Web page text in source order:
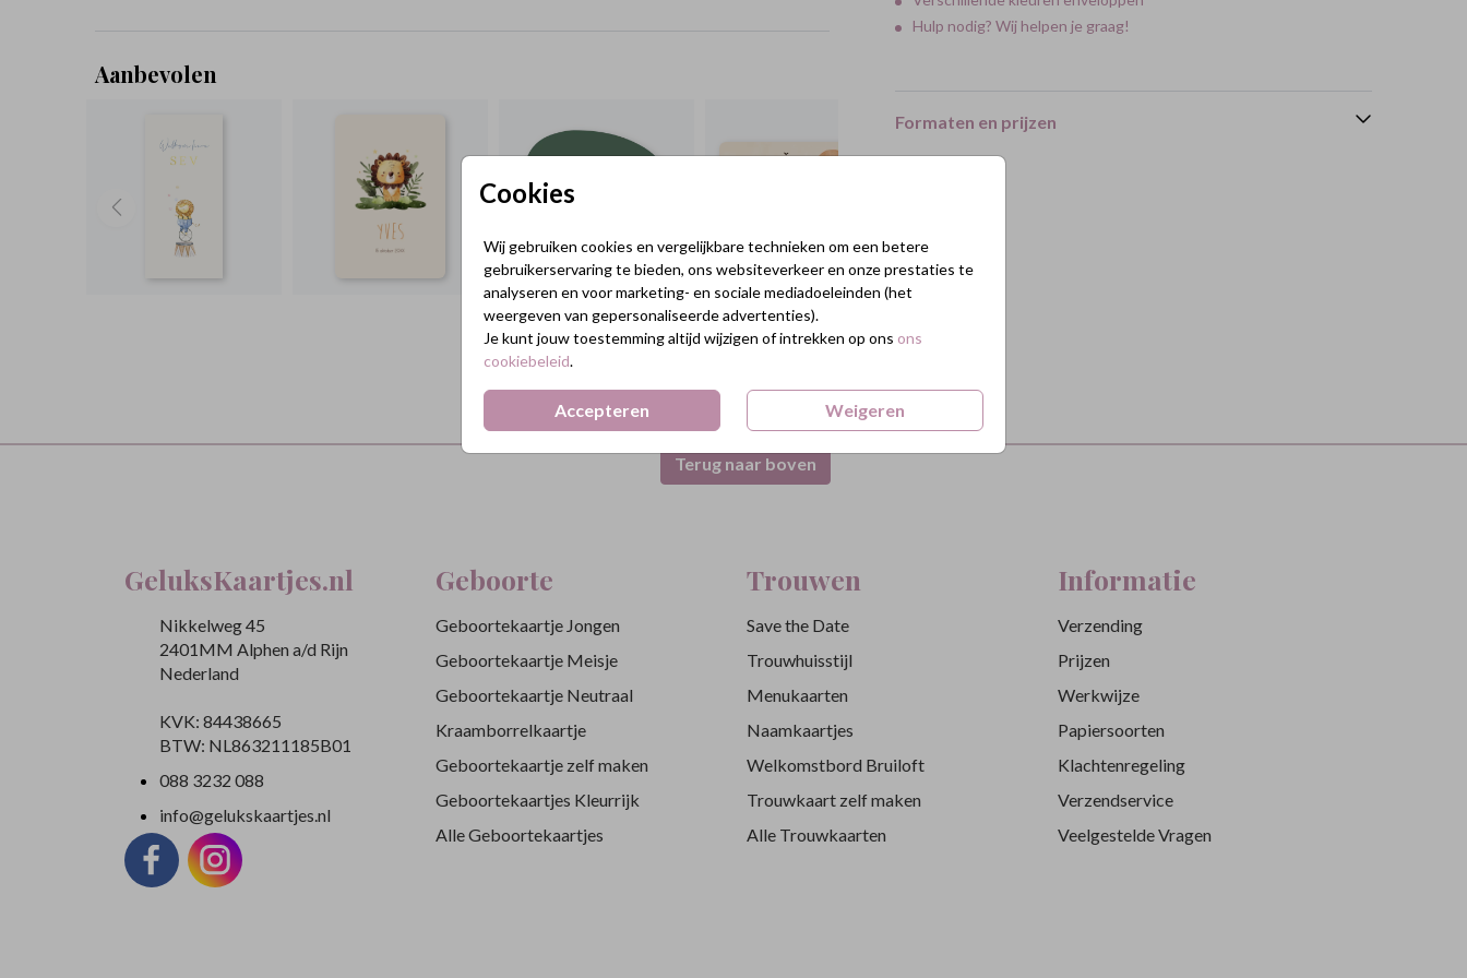
Cookies
Wij gebruiken cookies en vergelijkbare technieken om een betere
gebruikerservaring te bieden, ons websiteverkeer en onze prestaties te
analyseren en voor marketing- en sociale mediadoeleinden (het
weergeven van gepersonaliseerde advertenties).
Je kunt jouw toestemming altijd wijzigen of intrekken op ons ons
cookiebeleid.
Accepteren Weigeren
Aanbevolen
Hulp nodig? Wij helpen je graag!
Formaten en prijzen
Terug naar boven
GeluksKaartjes.nl
Nikkelweg 45
2401MM Alphen a/d Rijn
Nederland
KVK: 84438665
BTW: NL863211185B01
088 3232 088
info@gelukskaartjes.nl
Geboorte
Geboortekaartje Jongen
Geboortekaartje Meisje
Geboortekaartje Neutraal
Kraamborrelkaartje
Geboortekaartje zelf maken
Geboortekaartjes Kleurrijk
Alle Geboortekaartjes
Trouwen
Save the Date
Trouwhuisstijl
Menukaarten
Naamkaartjes
Welkomstbord Bruiloft
Trouwkaart zelf maken
Alle Trouwkaarten
Informatie
Verzending
Prijzen
Werkwijze
Papiersoorten
Klachtenregeling
Verzendservice
Veelgestelde Vragen